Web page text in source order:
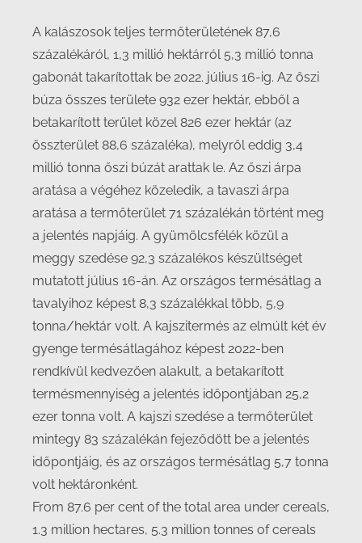
A kalászosok teljes termőterületének 87,6
százalékáról, 1,3 millió hektárról 5,3 millió tonna
gabonát takarítottak be 2022. július 16-ig. Az őszi
búza összes területe 932 ezer hektár, ebből a
betakarított terület közel 826 ezer hektár (az
összterület 88,6 százaléka), melyről eddig 3,4
millió tonna őszi búzát arattak le. Az őszi árpa
aratása a végéhez közeledik, a tavaszi árpa
aratása a termőterület 71 százalékán történt meg
a jelentés napjáig. A gyümölcsfélék közül a
meggy szedése 92,3 százalékos készültséget
mutatott július 16-án. Az országos termésátlag a
tavalyihoz képest 8,3 százalékkal több, 5,9
tonna/hektár volt. A kajszitermés az elmúlt két év
gyenge termésátlagához képest 2022-ben
rendkívül kedvezően alakult, a betakarított
termésmennyiség a jelentés időpontjában 25,2
ezer tonna volt. A kajszi szedése a termőterület
mintegy 83 százalékán fejeződött be a jelentés
időpontjáig, és az országos termésátlag 5,7 tonna
volt hektáronként.
From 87.6 per cent of the total area under cereals,
1.3 million hectares, 5.3 million tonnes of cereals